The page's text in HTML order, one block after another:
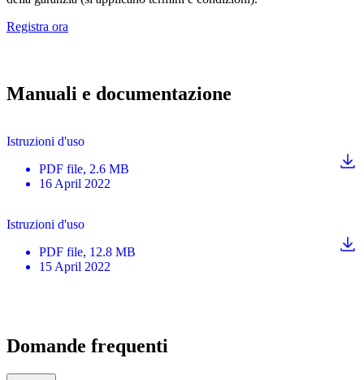
Registra ora
Manuali e documentazione
Istruzioni d'uso
PDF file, 2.6 MB
16 April 2022
Istruzioni d'uso
PDF file, 12.8 MB
15 April 2022
Domande frequenti